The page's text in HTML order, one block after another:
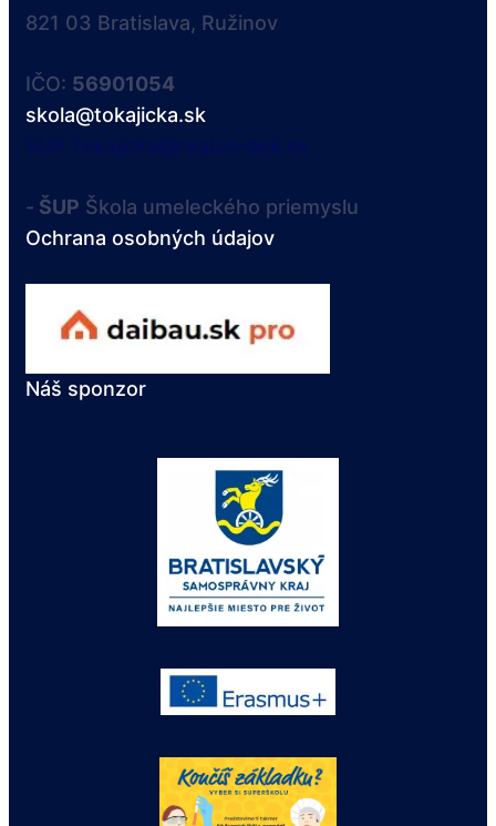
821 03 Bratislava, Ružinov
IČO: 56901054
skola@tokajicka.sk
SUP.Tokajicka@region-bsk.sk
- ŠUP Škola umeleckého priemyslu
Ochrana osobných údajov
Náš sponzor